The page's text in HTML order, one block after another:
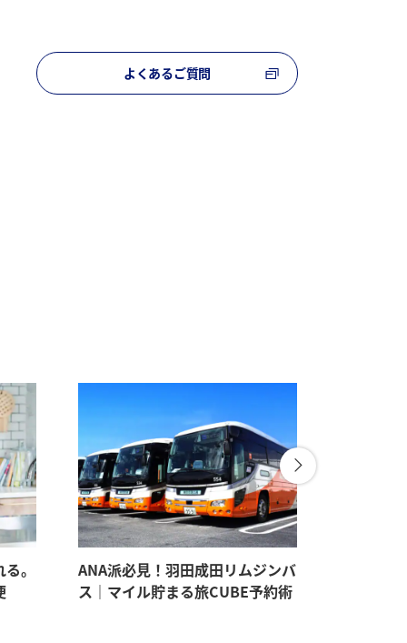
よくあるご質問
。
ANA派必見！羽田成田リムジンバ
ス｜マイル貯まる旅CUBE予約術